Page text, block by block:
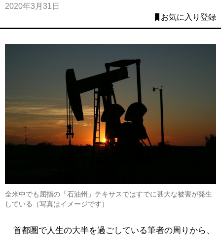
2020年3月31日
お気に入り登録
全米中でも屈指の「石油州」テキサスではすでに甚大な被害が発生
している（写真はイメージです）
首都圏で人生の大半を過ごしている筆者の周りから、